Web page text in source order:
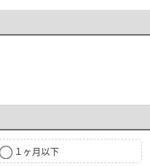
１ヶ月以下